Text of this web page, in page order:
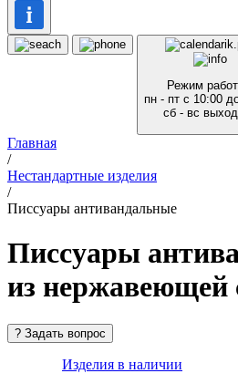
Режим
пн - пт с 10:00
сб - вс
Главная
/
Нестандартные изделия
/
Писсуары антивандальные
Писсуары
из нержавеющей
Изделия в наличии